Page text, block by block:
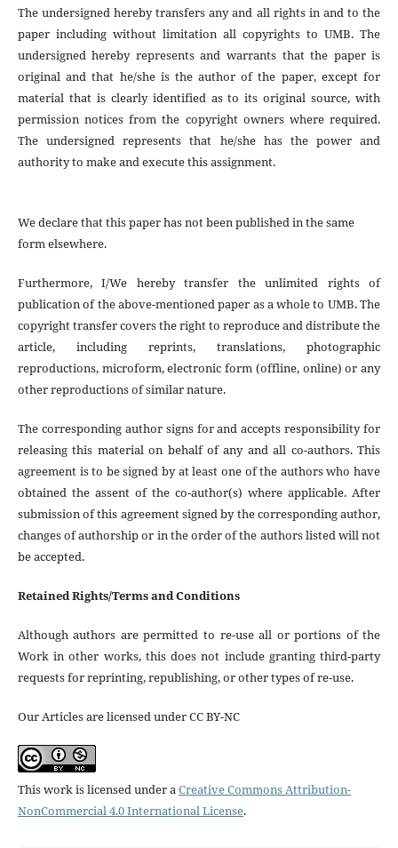
The undersigned hereby transfers any and all rights in and to the
paper including without limitation all copyrights to UMB. The
undersigned hereby represents and warrants that the paper is
original and that he/she is the author of the paper, except for
material that is clearly identified as to its original source, with
permission notices from the copyright owners where required.
The undersigned represents that he/she has the power and
authority to make and execute this assignment.
We declare that this paper has not been published in the same
form elsewhere.
Furthermore, I/We hereby transfer the unlimited rights of
publication of the above-mentioned paper as a whole to UMB. The
copyright transfer covers the right to reproduce and distribute the
article, including reprints, translations, photographic
reproductions, microform, electronic form (offline, online) or any
other reproductions of similar nature.
The corresponding author signs for and accepts responsibility for
releasing this material on behalf of any and all co-authors. This
agreement is to be signed by at least one of the authors who have
obtained the assent of the co-author(s) where applicable. After
submission of this agreement signed by the corresponding author,
changes of authorship or in the order of the authors listed will not
be accepted.
Retained Rights/Terms and Conditions
Although authors are permitted to re-use all or portions of the
Work in other works, this does not include granting third-party
requests for reprinting, republishing, or other types of re-use.
Our Articles are licensed under CC BY-NC
This work is licensed under aCreative Commons Attribution-
NonCommercial 4.0 International License.